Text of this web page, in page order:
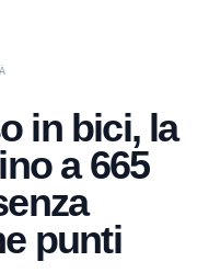
in bici, la
a 665
punti